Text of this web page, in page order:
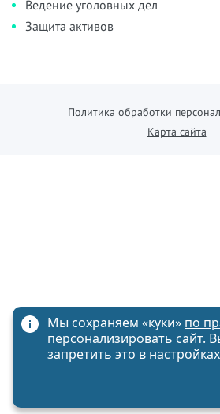
Ведение уголовных дел
Защита активов
Политика обработки
Карта сайта
Мы сохраняем «куки» по
персонализировать сайт.
запретить это в